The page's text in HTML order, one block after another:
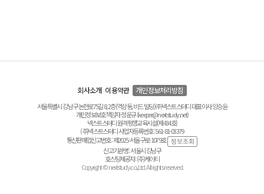
회사소개 이용약관 개인정보처리방침
서울특별시 강남구 논현로75길 8, 2층(역삼동, 비드 빌딩) ㈜넥스트스터디 대표이사 양승윤
개인정보보호책임자 정운규 (keeper@nextstudy.net)
넥스트스터디 원격평생교육시설(제434호)
(주)넥스트스터디 사업자등록번호 : 561-81-03379
통신판매업신고번호 : 제2025-서울구로-1079호
신고기관명 : 서울시 강남구
호스팅제공자 : (주)케이티
Copyright © nextstudy.co.,Ltd. All rights reserved.